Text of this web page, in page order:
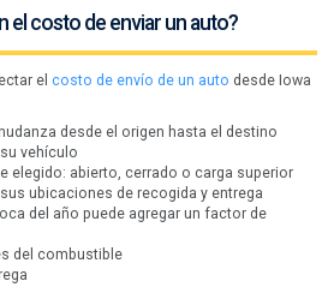
el costo de enviar un auto?
el costo de envío de un auto desde Iowa
desde el origen hasta el destino
vehículo
elegido: abierto, cerrado o carga superior
ubicaciones de recogida y entrega
del año puede agregar un factor de
del combustible